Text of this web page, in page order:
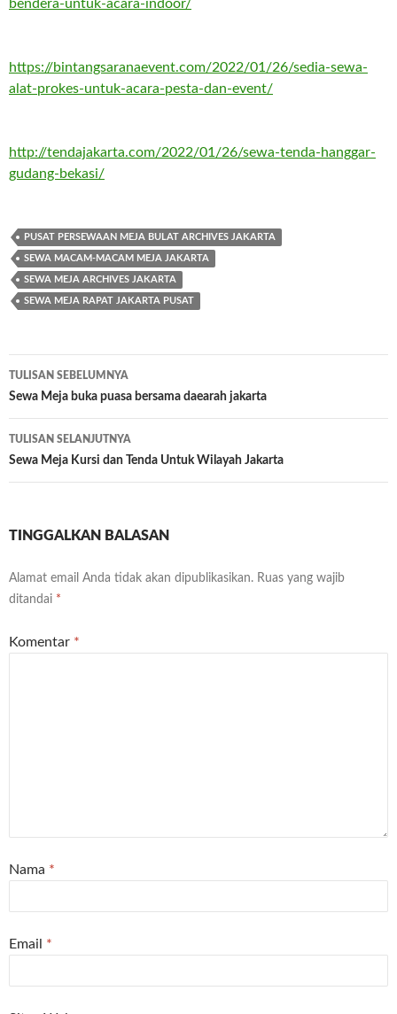
bendera-untuk-acara-indoor/
https://bintangsaranaevent.com/2022/01/26/sedia-sewa-
alat-prokes-untuk-acara-pesta-dan-event/
http://tendajakarta.com/2022/01/26/sewa-tenda-hanggar-
gudang-bekasi/
PUSAT PERSEWAAN MEJA BULAT ARCHIVES JAKARTA
SEWA MACAM-MACAM MEJA JAKARTA
SEWA MEJA ARCHIVES JAKARTA
SEWA MEJA RAPAT JAKARTA PUSAT
Navigasi
Tulisan
TULISAN SEBELUMNYA
Sewa Meja buka puasa bersama daearah jakarta
TULISAN SELANJUTNYA
Sewa Meja Kursi dan Tenda Untuk Wilayah Jakarta
TINGGALKAN BALASAN
Alamat email Anda tidak akan dipublikasikan. Ruas yang wajib
ditandai *
Komentar *
Nama *
Email *